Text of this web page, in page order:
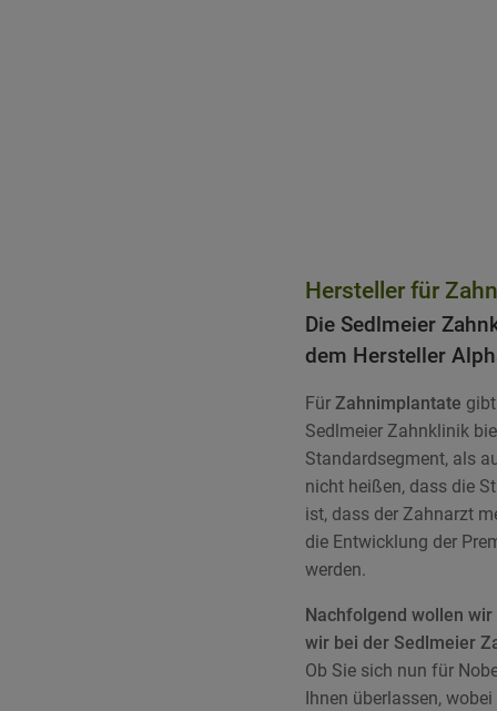
Hersteller für
Die Sedlmeier
dem Hersteller
FürZahnimplantate
Sedlmeier Zahnklinik
Standardsegment, als
nicht heißen, dass die
ist, dass der Zahnarzt
die Entwicklung der
werden.
Nachfolgend wollen
wir bei der Sedlmeier
Ob Sie sich nun für
Ihnen überlassen,